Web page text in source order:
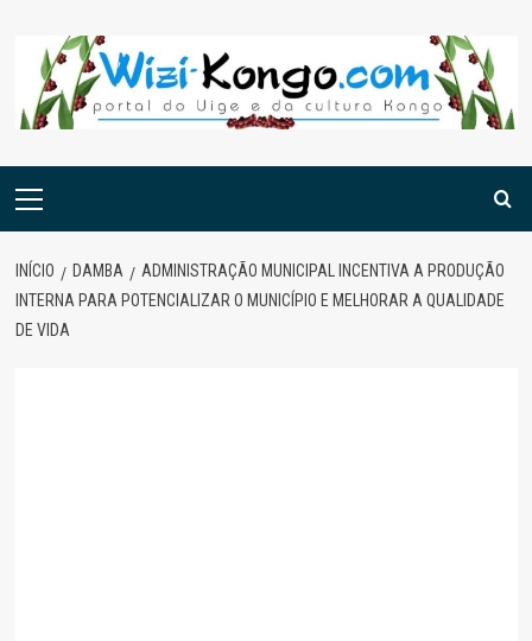
content
Menu
INÍCIO DAMBA
ADMINISTRAÇÃO MUNICIPAL INCENTIVA A PRODUÇÃO
INTERNA PARA POTENCIALIZAR O MUNICÍPIO E MELHORAR A QUALIDADE
DE VIDA